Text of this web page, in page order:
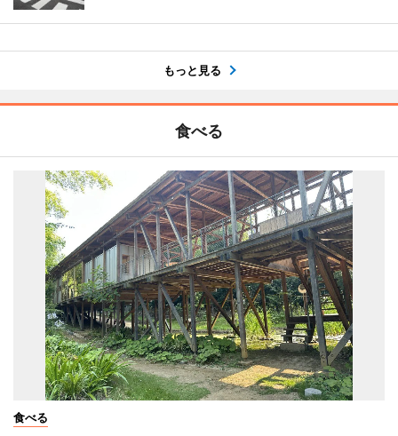
もっと見る
食べる
食べる